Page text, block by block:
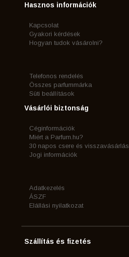
Hasznos információk
Kapcsolat
Gyakori kérdések
Hogyan tudok vásárolni?
Telefonos rendelés
Összes parfummárka
Süti beállítások
Vásárlói biztonság
Céginformációk
Miért a Parfum.hu?
30 napos csere és visszavásárlás
Jogi információk
Adatkezelés
ÁSZF
Elállási nyilatkozat
Szállítás és fizetés